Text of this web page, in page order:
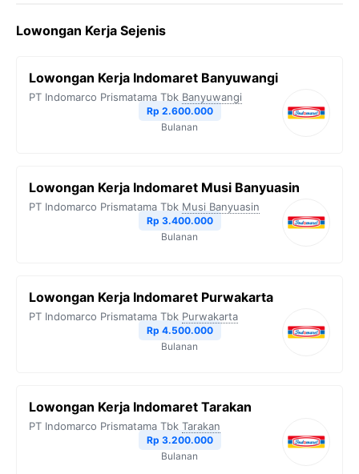
e
o
t
e
e
r
t
A
y
i
n
k
Lowongan Kerja Sejenis
Lowongan Kerja Indomaret Banyuwangi
PT Indomarco Prismatama Tbk Banyuwangi
Rp 2.600.000
Bulanan
Lowongan Kerja Indomaret Musi Banyuasin
PT Indomarco Prismatama Tbk Musi Banyuasin
Rp 3.400.000
Bulanan
Lowongan Kerja Indomaret Purwakarta
PT Indomarco Prismatama Tbk Purwakarta
Rp 4.500.000
Bulanan
Lowongan Kerja Indomaret Tarakan
PT Indomarco Prismatama Tbk Tarakan
Rp 3.200.000
Bulanan